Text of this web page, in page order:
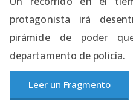
protagonista irá
pirámide de poder
departamento de policía.
Leer un Fragmento